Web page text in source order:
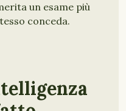
un esame più
conceda.